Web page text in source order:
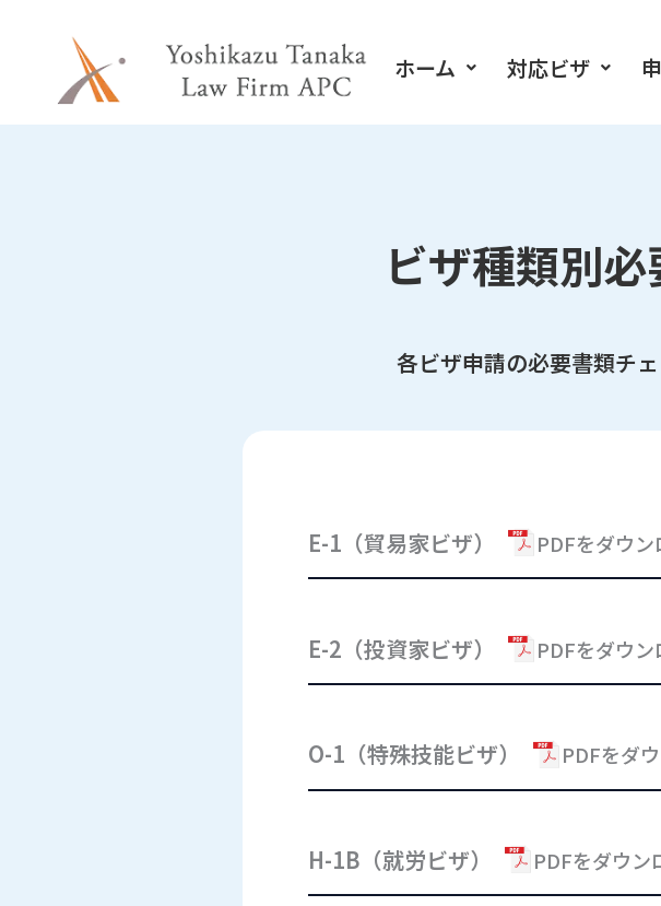
ホーム 対応ビザ
ビザ種類別
各ビザ申請の必要書類チ
E-1（貿易家ビザ） PDFをダウン
E-2（投資家ビザ） PDFをダウン
O-1（特殊技能ビザ） PDFをダ
H-1B（就労ビザ） PDFをダウン